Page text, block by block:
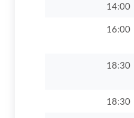
14:00
16:00
18:30
18:30